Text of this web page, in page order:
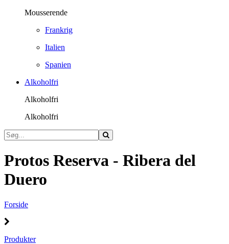
Mousserende
Frankrig
Italien
Spanien
Alkoholfri
Alkoholfri
Alkoholfri
Protos Reserva - Ribera del
Duero
Forside
Produkter